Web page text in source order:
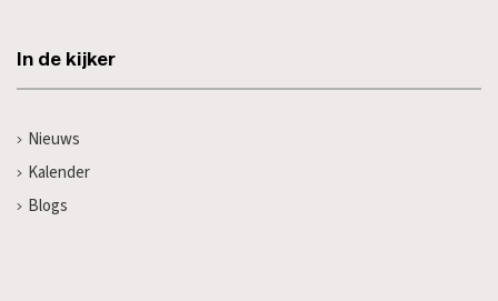
In de kijker
Nieuws
Kalender
Blogs